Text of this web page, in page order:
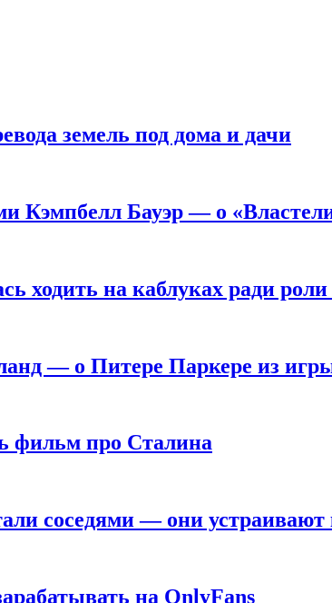
земель под дома и дачи
Кэмпбелл Бауэр — о
ходить на каблуках ради
— о Питере Паркере из
фильм про Сталина
соседями — они устраивают
на OnlyFans